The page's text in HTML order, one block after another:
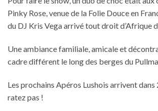
Pinky Rose, venue de la Folie Douce en
du DJ Kris Vega arrivé tout droit d’Afrique
Une ambiance familiale, amicale et
cadre différent le long des berges du
Les prochains Apéros Lushois arrivent dans
ratez pas !